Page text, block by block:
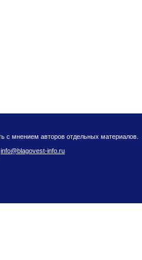
с мнением авторов отдельных материалов.
info@blagovest-info.ru